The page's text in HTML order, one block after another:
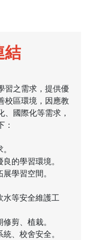
結
習之需求，提供優
校區環境，因應教
國際化等需求，
的學習環境。
學習空間。
水等安全維護工
剪、植栽。
、校舍安全。